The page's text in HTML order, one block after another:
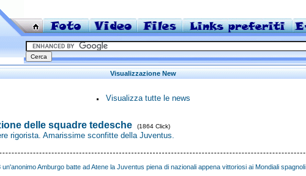
Visualizzazione New
Visualizza tutte le news
delle squadre tedesche (1864 Click)
rigorista. Amarissime sconfitte della Juventus.
un'anonimo Amburgo batte ad Atene la Juventus piena di nazionali appena vittoriosi ai Mondiali spagnoli